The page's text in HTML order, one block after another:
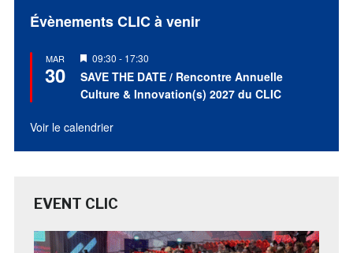
Évènements CLIC à venir
MAR
30
Mis
en
avant
09:30 - 17:30
SAVE THE DATE / Rencontre Annuelle
Culture & Innovation(s) 2027 du CLIC
Voir le calendrier
EVENT CLIC